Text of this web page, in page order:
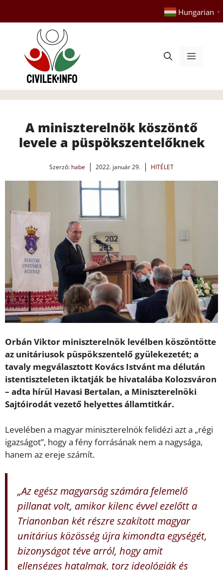
tartalomba
Hungarian ▼
Menü
A miniszterelnök köszöntő
levele a püspökszentelőknek
Szerző: habe 2022. január 29. HITÉLET
Orbán Viktor miniszterelnök levélben köszöntötte
az unitáriusok püspökszentelő gyülekezetét; a
tavaly megválasztott Kovács Istvánt ma délután
istentiszteleten iktatják be hivatalába Kolozsváron
– adta hírül Havasi Bertalan, a Miniszterelnöki
Sajtóirodát vezető helyettes államtitkár.
Levelében a magyar miniszterelnök felidézi azt a „régi
igazságot”, hogy a fény forrásának nem a nagysága,
hanem az ereje számít.
„Az egész magyarság számára felemelő
pillanat volt, amikor kilenc évvel ezelőtt a
Trianonban két részre szakított magyar
unitárius közösség újra kimondta egységét,
bizonyságot téve arról, hogy amit
ellenséges hatalmak, torz ideológiák és